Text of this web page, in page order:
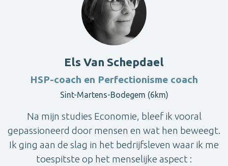
Els Van Schepdael
HSP-coach en Perfectionisme coach
Sint-Martens-Bodegem (6km)
Na mijn studies Economie, bleef ik vooral
gepassioneerd door mensen en wat hen beweegt.
Ik ging aan de slag in het bedrijfsleven waar ik me
toespitste op het menselijke aspect :